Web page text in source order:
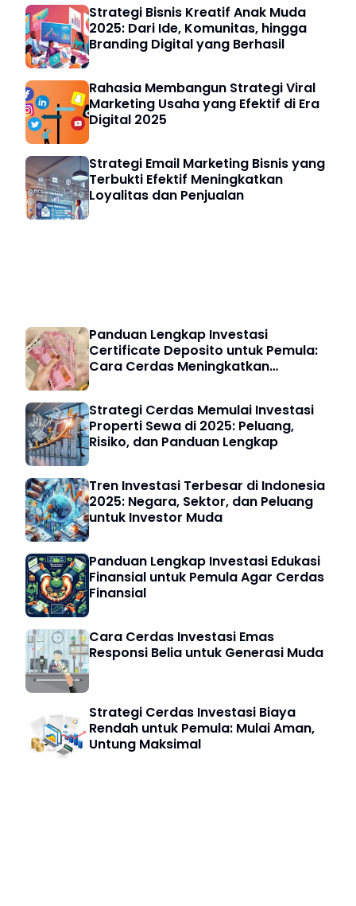
Strategi Bisnis Kreatif Anak Muda
2025: Dari Ide, Komunitas, hingga
Branding Digital yang Berhasil
Rahasia Membangun Strategi Viral
Marketing Usaha yang Efektif di Era
Digital 2025
Strategi Email Marketing Bisnis yang
Terbukti Efektif Meningkatkan
Loyalitas dan Penjualan
Panduan Lengkap Investasi
Certificate Deposito untuk Pemula:
Cara Cerdas Meningkatkan
Strategi Cerdas Memulai Investasi
Properti Sewa di 2025: Peluang,
Risiko, dan Panduan Lengkap
Tren Investasi Terbesar di Indonesia
2025: Negara, Sektor, dan Peluang
untuk Investor Muda
Panduan Lengkap Investasi Edukasi
Finansial untuk Pemula Agar Cerdas
Finansial
Cara Cerdas Investasi Emas
Responsi Belia untuk Generasi Muda
Strategi Cerdas Investasi Biaya
Rendah untuk Pemula: Mulai Aman,
Untung Maksimal